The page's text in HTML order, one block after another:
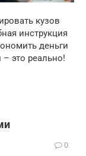
кузов
инструкция
деньги
это реально!
0